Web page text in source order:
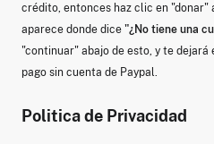
crédito, entonces haz clic en "donar"
aparece donde dice "¿No tiene una
"continuar" abajo de esto, y te
pago sin cuenta de Paypal.
Politica de Privacidad